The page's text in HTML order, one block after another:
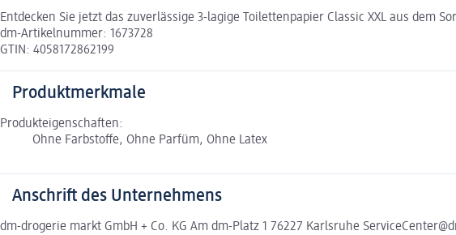
Entdecken Sie jetzt das zuverlässige 3-lagige Toilettenpapier Classic XXL aus
dm-Artikelnummer: 1673728
GTIN: 4058172862199
Produktmerkmale
Produkteigenschaften:
Ohne Farbstoffe, Ohne Parfüm, Ohne Latex
Anschrift des Unternehmens
dm-drogerie markt GmbH + Co. KG Am dm-Platz 1 76227 Karlsruhe